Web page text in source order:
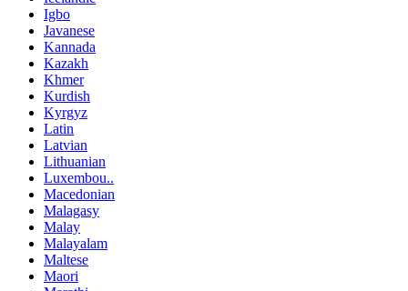
Igbo
Javanese
Kannada
Kazakh
Khmer
Kurdish
Kyrgyz
Latin
Latvian
Lithuanian
Luxembou..
Macedonian
Malagasy
Malay
Malayalam
Maltese
Maori